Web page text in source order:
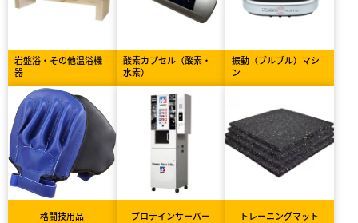
岩盤浴・その他温浴機
器
酸素カプセル（酸素・
水素）
振動（ブルブル）マシ
ン
格闘技用品 プロテインサーバー トレーニングマット